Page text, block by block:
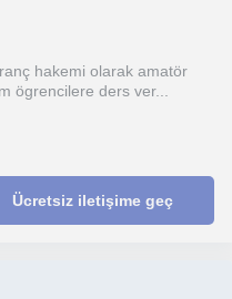
hakemi olarak amatör
ögrencilere ders ver...
Ücretsiz iletişime geç